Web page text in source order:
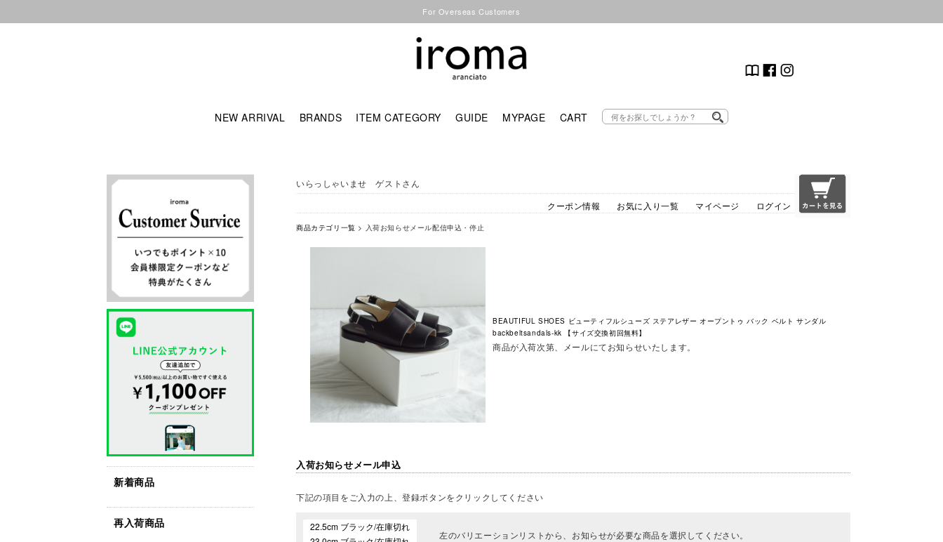
For Overseas Customers
NEW ARRIVAL BRANDS ITEM CATEGORY GUIDE MYPAGE CART
新着商品
再入荷商品
いらっしゃいませ ゲストさん
クーポン情報
お気に入り一覧 マイページ ログイン
商品カテゴリ一覧 > 入荷お知らせメール配信申込・停止
BEAUTIFUL SHOES ビューティフルシューズ ステアレザー オープントゥ バック ベルト サンダル
backbeltsandals-kk 【サイズ交換初回無料】
商品が入荷次第、メールにてお知らせいたします。
入荷お知らせメール申込
下記の項目をご入力の上、登録ボタンをクリックしてください
左のバリエーションリストから、お知らせが必要な商品を選択してください。